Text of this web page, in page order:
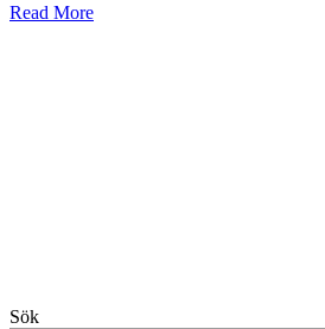
Read More
Sök